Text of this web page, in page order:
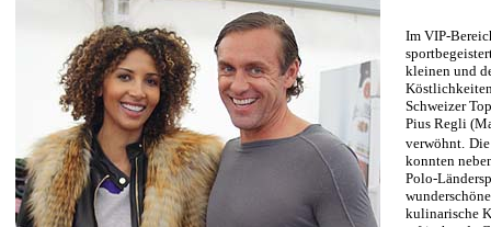
Im VIP-
kleinen und
Schweizer
Pius Regli
verwöhnt.
konnten
Polo-
kulinarische